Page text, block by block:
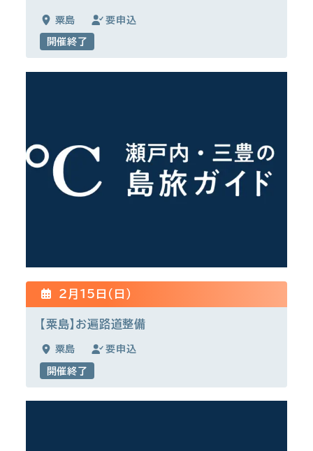
粟島 要申込
開催終了
2月15日(日)
【粟島】お遍路道整備
粟島 要申込
開催終了